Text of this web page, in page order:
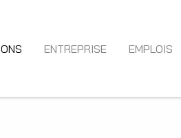
ENTREPRISE EMPLOIS